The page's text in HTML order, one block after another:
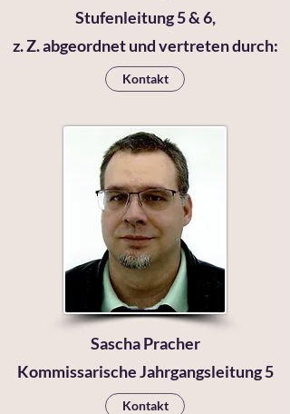
Stufenleitung 5 & 6,
z. Z. abgeordnet und vertreten durch:
Kontakt
Sascha Pracher
Kommissarische Jahrgangsleitung 5
Kontakt